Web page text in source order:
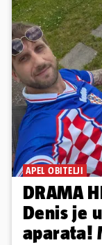
APEL OBITELJI
DRAMA
Denis je
aparata!